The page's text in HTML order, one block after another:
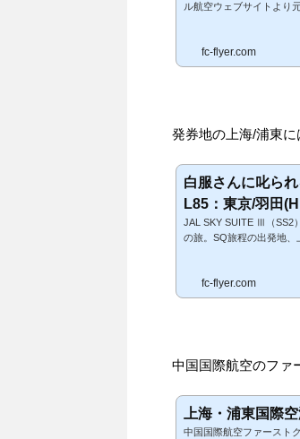
ル航空ウェブサイトより
はその発券の経緯につい
のゴールドカードの紹介
fc-flyer.com
発券地の上海/浦東に
白服さんに叱ら
L85：東京/羽田
JAL SKY SUITE Ⅲ（SS2
の旅。SQ旅程の出発地、
ビジネスクラス・スカイ
ンジは豪華で、浦東にも
fc-flyer.com
中国国際航空のファ
上海・浦東国際
中国国際航空ファースト